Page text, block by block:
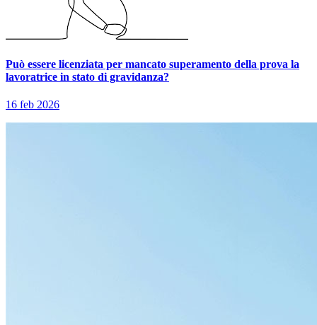
Può essere licenziata per mancato superamento della prova la
lavoratrice in stato di gravidanza?
16 feb 2026